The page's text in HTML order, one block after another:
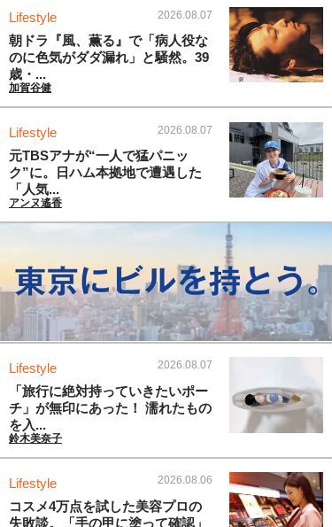
Lifestyle 2026.08.07
朝ドラ『風、薫る』で「病人役な
のに色気がダダ漏れ」と騒然。39
歳・...
加賀谷健
Lifestyle 2026.08.07
元TBSアナが“一人で猛パニッ
ク”に。日ハム本拠地で遭遇した
「人気...
アンヌ遙香
Lifestyle 2026.08.07
「旅行に絶対持っていきたいポー
チ」が無印にあった！ 濡れたもの
を入...
鈴木美奈子
Lifestyle 2026.08.06
コスメ4万点を試した美容プロの
失敗談。「手の甲に塗って確認」